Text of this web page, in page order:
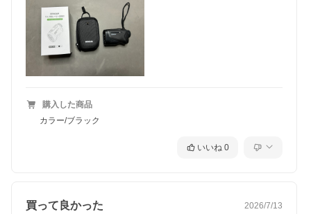
購入した商品
カラー/ブラック
いいね 0
買って良かった 2026/7/13